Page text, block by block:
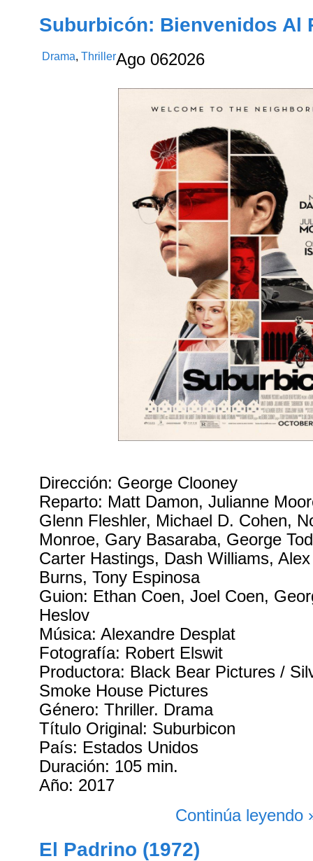
Suburbicón: Bienvenidos Al
Drama,ThrillerAgo 062026
Dirección: George Clooney
Reparto: Matt Damon, Julianne
Glenn Fleshler, Michael D. Cohen,
Monroe, Gary Basaraba, George
Carter Hastings, Dash Williams,
Burns, Tony Espinosa
Guion: Ethan Coen, Joel Coen,
Heslov
Música: Alexandre Desplat
Fotografía: Robert Elswit
Productora: Black Bear Pictures /
Smoke House Pictures
Género: Thriller. Drama
Título Original: Suburbicon
País: Estados Unidos
Duración: 105 min.
Año: 2017
Continúa leyendo
El Padrino (1972)